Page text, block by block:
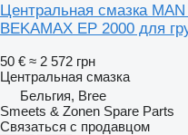
Центральная смазка
BEKAMAX EP 2000 для
50 € ≈ 2 572 грн
Центральная смазка
Бельгия, Bree
Smeets & Zonen Spare Parts
Связаться с продавцом